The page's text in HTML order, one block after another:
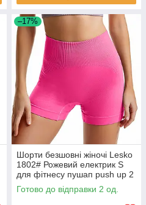
–17%
Шорти безшовні жіночі Lesko
1802# Рожевий електрик S
для фітнесу пушап push up 2
шт.
Готово до відправки 2 од.